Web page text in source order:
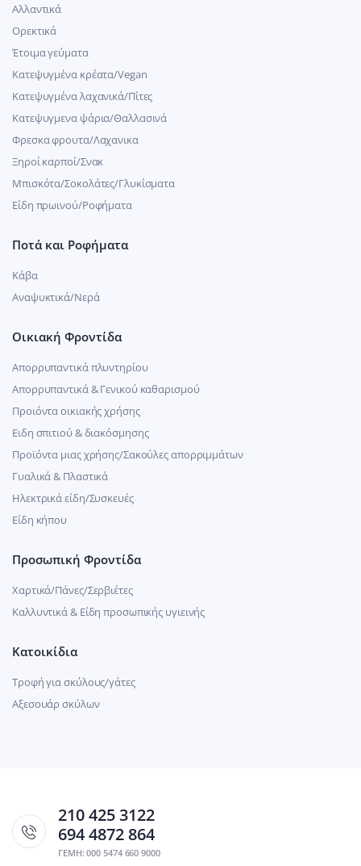
Αλλαντικά
Ορεκτικά
Έτοιμα γεύματα
Κατεψυγμένα κρέατα/Vegan
Kατεψυγμένα λαχανικά/Πίτες
Κατεψυγμενα ψάρια/Θαλλασινά
Φρεσκα φρουτα/Λαχανικα
Ξηροί καρποί/Σνακ
Μπισκότα/Σοκολάτες/Γλυκίσματα
Είδη πρωινού/Ροφήματα
Ποτά και Ροφήματα
Κάβα
Αναψυκτικά/Νερά
Οικιακή Φροντίδα
Απορρυπαντικά πλυντηρίου
Απορρυπαντικά & Γενικού καθαρισμού
Προιόντα οικιακής χρήσης
Ειδη σπιτιού & διακόσμησης
Προϊόντα μιας χρήσης/Σακούλες απορριμμάτων
Γυαλικά & Πλαστικά
Ηλεκτρικά είδη/Συσκευές
Είδη κήπου
Προσωπική Φροντίδα
Χαρτικά/Πάνες/Σερβιέτες
Καλλυντικά & Είδη προσωπικής υγιεινής
Κατοικίδια
Τροφή για σκύλους/γάτες
Αξεσουάρ σκύλων
210 425 3122
694 4872 864
ΓΕΜΗ: 000 5474 660 9000